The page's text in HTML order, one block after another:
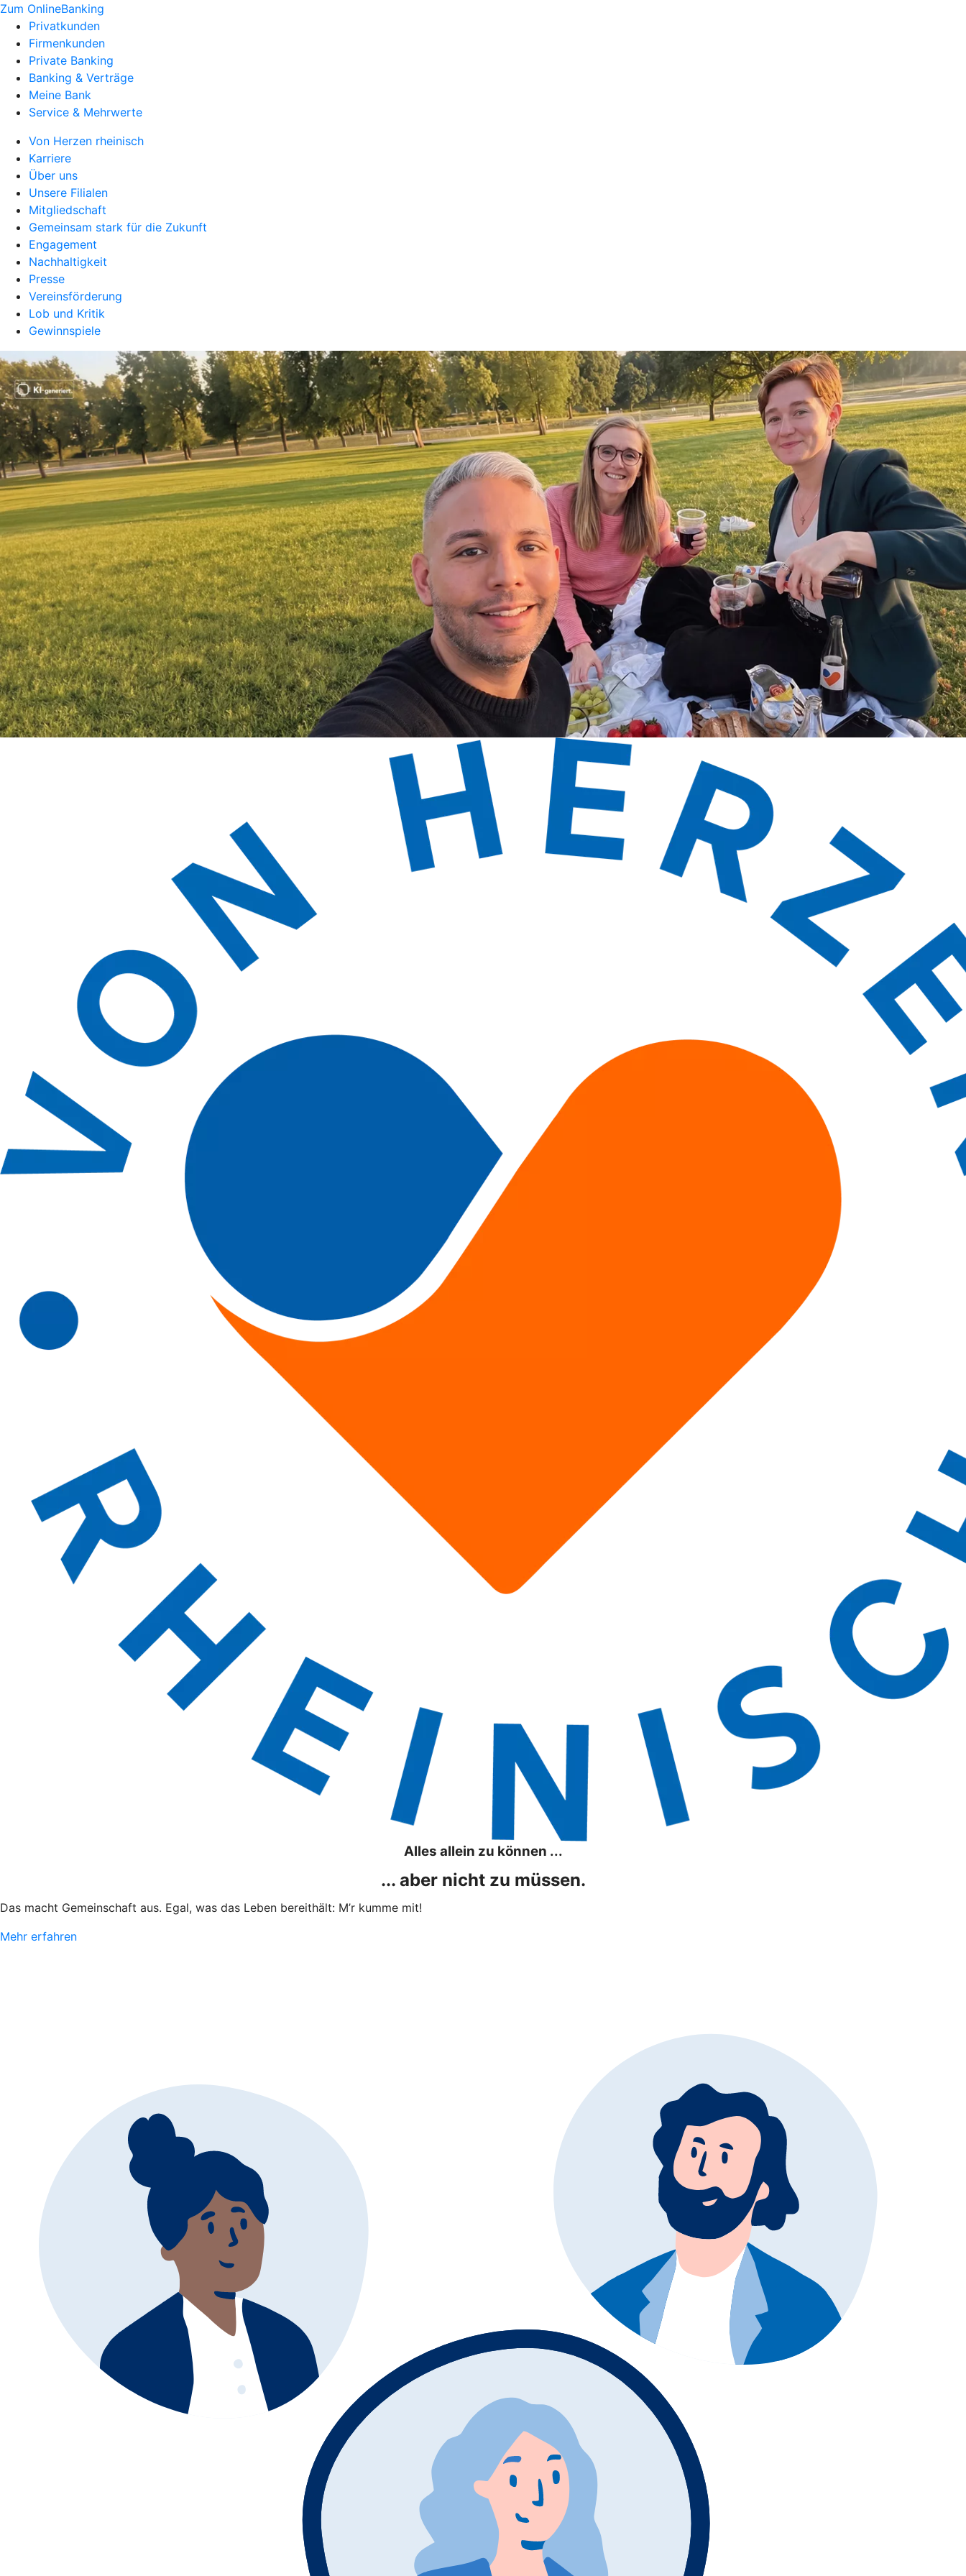
Zum OnlineBanking
Privatkunden
Firmenkunden
Private Banking
Banking & Verträge
Meine Bank
Service & Mehrwerte
Von Herzen rheinisch
Karriere
Über uns
Unsere Filialen
Mitgliedschaft
Gemeinsam stark für die Zukunft
Engagement
Nachhaltigkeit
Presse
Vereinsförderung
Lob und Kritik
Gewinnspiele
Alles allein zu können ...
... aber nicht zu müssen.
Das macht Gemeinschaft aus. Egal, was das Leben bereithält: M’r kumme mit!
Mehr erfahren